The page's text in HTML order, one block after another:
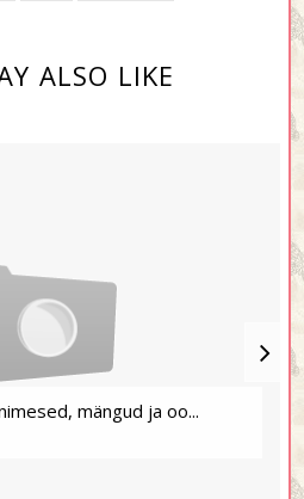
ALSO LIKE
mängud ja oo...